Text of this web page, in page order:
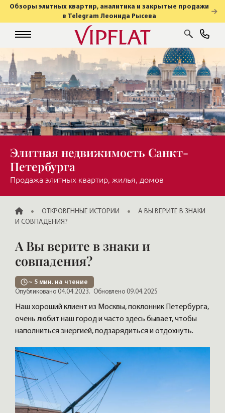
Обзоры элитных квартир, аналитика и закрытые продажи
в Telegram Леонида Рысева
Элитная недвижимость Санкт-
Петербурга
Продажа элитных квартир, жилья, домов
ГЛАВНАЯОТКРОВЕННЫЕ ИСТОРИИ
А ВЫ ВЕРИТЕ В ЗНАКИ
И СОВПАДЕНИЯ?
А Вы верите в знаки и
совпадения?
~ 5 мин. на чтение
Опубликовано 04.04.2023. Обновлено 09.04.2025
Наш хороший клиент из Москвы, поклонник Петербурга,
очень любит наш город и часто здесь бывает, чтобы
наполниться энергией, подзарядиться и отдохнуть.